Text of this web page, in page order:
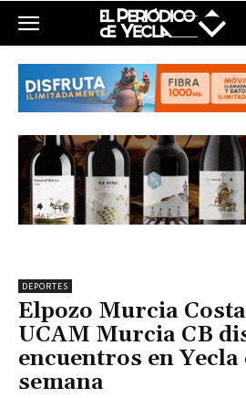
DEPORTES
Elpozo Murcia
UCAM Murcia CB
encuentros en Yecla
semana